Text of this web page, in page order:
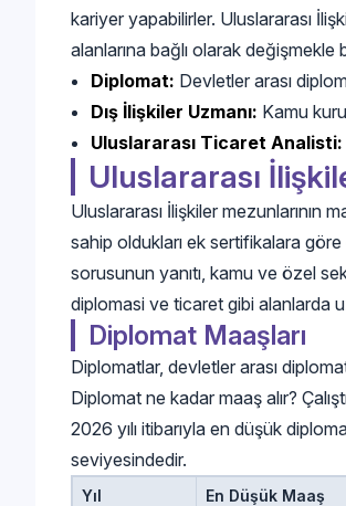
kariyer yapabilirler. Uluslararası
alanlarına bağlı olarak değişmekle
Diplomat: Devletler arası
Dış İlişkiler Uzmanı: Kamu
Uluslararası Ticaret Analisti:
Uluslararası
Uluslararası İlişkiler mezunlarının
sahip oldukları ek sertifikalara
sorusunun yanıtı, kamu ve özel
diplomasi ve ticaret gibi alanlarda
Diplomat Maaşları
Diplomatlar, devletler arası
Diplomat ne kadar maaş alır?
2026 yılı itibarıyla en düşük
seviyesindedir.
Yıl En Düşük Maaş